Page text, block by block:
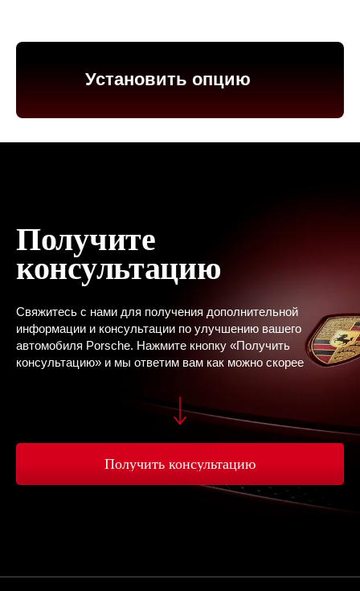
Установить опцию
Получите
консультацию
Свяжитесь с нами для получения дополнительной
информации и консультации по улучшению вашего
автомобиля Porsche. Нажмите кнопку «Получить
консультацию» и мы ответим вам как можно скорее
Получить консультацию